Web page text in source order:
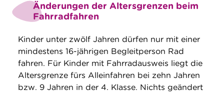
Änderungen der Altersgrenzen beim
Fahrradfahren
Kinder unter zwölf Jahren dürfen nur mit einer
mindestens 16-jährigen Begleitperson Rad
fahren. Für Kinder mit Fahrradausweis liegt die
Altersgrenze fürs Alleinfahren bei zehn Jahren
bzw. 9 Jahren in der 4. Klasse. Nichts geändert